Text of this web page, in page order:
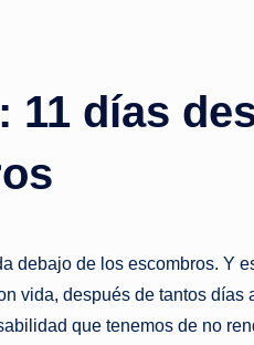
e
|
o
ti
días
de los escombros. Y
vida, después de tantos
que tenemos de no